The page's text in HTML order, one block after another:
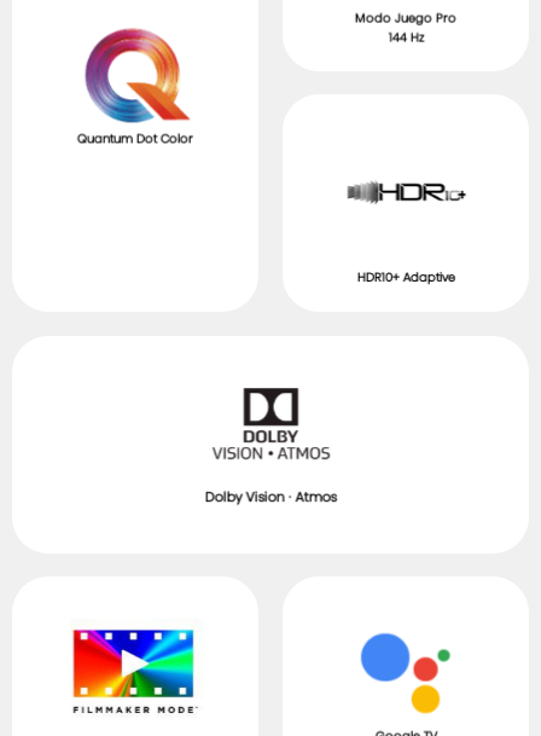
Quantum Dot Color
Dolby Vision · Atmos
Modo Juego Pro
144 Hz
HDR10+ Adaptive